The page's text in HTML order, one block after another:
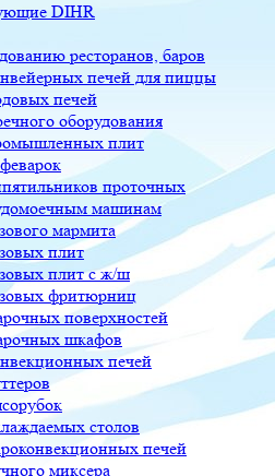
DIHR
ресторанов, баров
печей для пиццы
печей
оборудования
плит
проточных
машинам
мармита
плит
плит с ж/ш
фритюрниц
поверхностей
шкафов
печей
столов
печей
миксера